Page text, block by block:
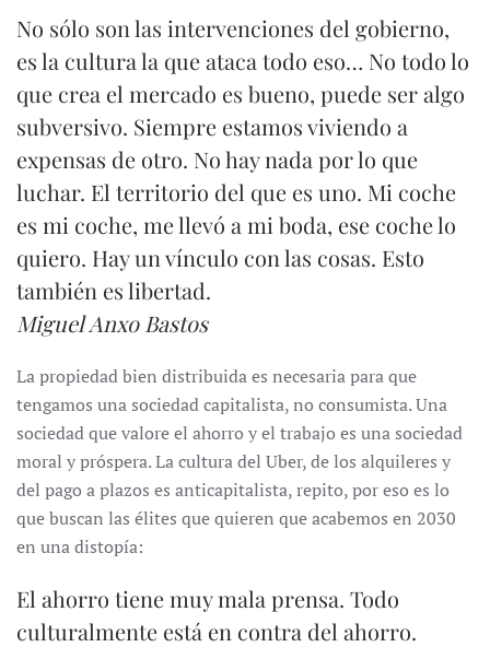
No sólo son las intervenciones del gobierno,
es la cultura la que ataca todo eso… No todo lo
que crea el mercado es bueno, puede ser algo
subversivo. Siempre estamos viviendo a
expensas de otro. No hay nada por lo que
luchar. El territorio del que es uno. Mi coche
es mi coche, me llevó a mi boda, ese coche lo
quiero. Hay un vínculo con las cosas. Esto
también es libertad.
Miguel Anxo Bastos
La propiedad bien distribuida es necesaria para que
tengamos una sociedad capitalista, no consumista. Una
sociedad que valore el ahorro y el trabajo es una sociedad
moral y próspera. La cultura del Uber, de los alquileres y
del pago a plazos es anticapitalista, repito, por eso es lo
que buscan las élites que quieren que acabemos en 2030
en una distopía:
El ahorro tiene muy mala prensa. Todo
culturalmente está en contra del ahorro.